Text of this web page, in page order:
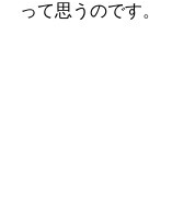
って思うのです。